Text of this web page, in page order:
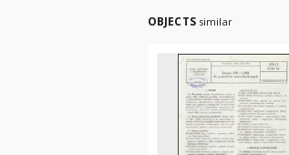
OBJECTS similar